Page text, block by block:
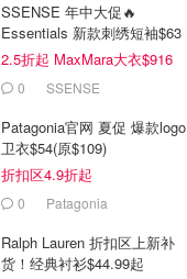
SSENSE 年中大促🔥
Essentials 新款刺绣短袖$63
2.5折起 MaxMara大衣$916
(原$2130)
0 SSENSE
Patagonia官网 夏促 爆款logo
卫衣$54(原$109)
折扣区4.9折起
0 Patagonia
Ralph Lauren 折扣区上新补
货！经典衬衫$44.99起